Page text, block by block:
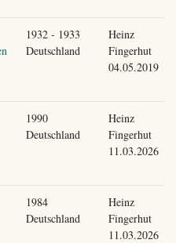
1932 - 1933
Deutschland
Heinz
Fingerhut
04.05.2019
1990
Deutschland
Heinz
Fingerhut
11.03.2026
1984
Deutschland
Heinz
Fingerhut
11.03.2026